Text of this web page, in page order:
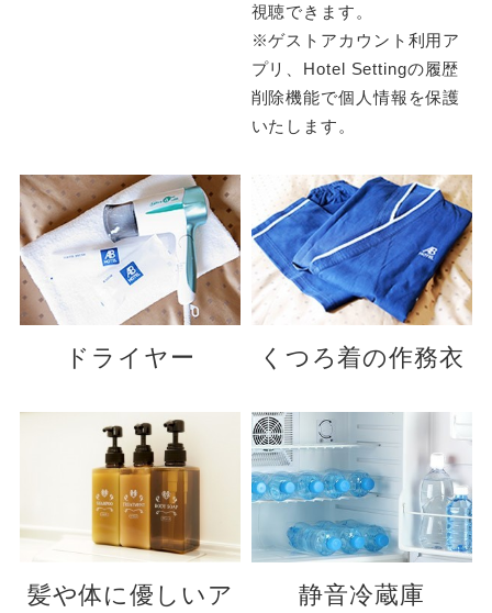
視聴できます。
※ゲストアカウント利用ア
プリ、Hotel Settingの履歴
削除機能で個人情報を保護
いたします。
ドライヤー くつろ着の作務衣
髪や体に優しいア
静音冷蔵庫